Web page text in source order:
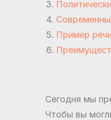
Пример
Сегодня мы
Чтобы вы